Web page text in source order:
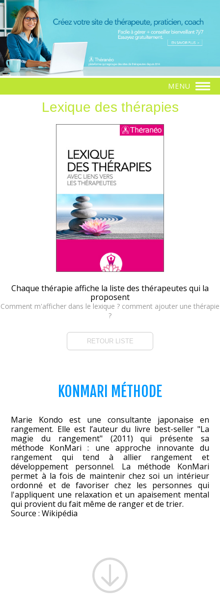
MENU
Lexique des thérapies
Chaque thérapie affiche la liste des thérapeutes qui la
proposent
Comment m'afficher dans le lexique ? comment ajouter une thérapie
?
RETOUR LISTE
KONMARI MÉTHODE
Marie Kondo est une consultante japonaise en
rangement. Elle est l’auteur du livre best-seller "La
magie du rangement" (2011) qui présente sa
méthode KonMari : une approche innovante du
rangement qui tend à allier rangement et
développement personnel. La méthode KonMari
permet à la fois de maintenir chez soi un intérieur
ordonné et de favoriser chez les personnes qui
l'appliquent une relaxation et un apaisement mental
qui provient du fait même de ranger et de trier.
Source : Wikipédia